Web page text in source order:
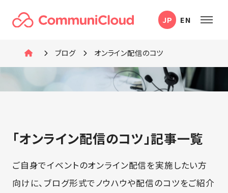
動
JP EN
ブログ オンライン配信のコツ
「オンライン配信のコツ」記事一覧
ご自身でイベントのオンライン配信を実施したい方
向けに、ブログ形式でノウハウや配信のコツをご紹介